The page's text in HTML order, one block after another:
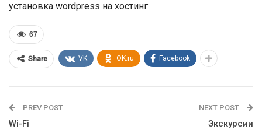
установка wordpress на хостинг
67
Share VK OK.ru Facebook
PREV POST
Wi-Fi
NEXT POST
Экскурсии